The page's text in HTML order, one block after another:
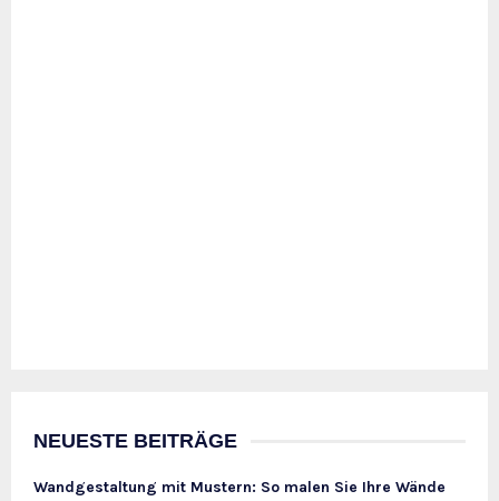
NEUESTE BEITRÄGE
Wandgestaltung mit Mustern: So malen Sie Ihre Wände